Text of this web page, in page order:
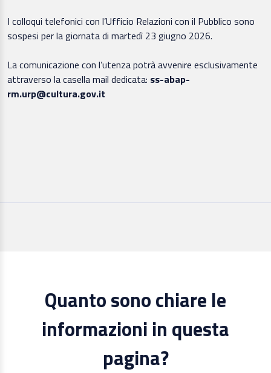
I colloqui telefonici con l’Ufficio Relazioni con il Pubblico sono
sospesi per la giornata di martedì 23 giugno 2026.
La comunicazione con l’utenza potrà avvenire esclusivamente
attraverso la casella mail dedicata: ss-abap-
rm.urp@cultura.gov.it
Quanto sono chiare le
informazioni in questa
pagina?